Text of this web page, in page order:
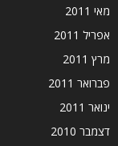
מאי 2011
אפריל 2011
מרץ 2011
פברואר 2011
ינואר 2011
דצמבר 2010